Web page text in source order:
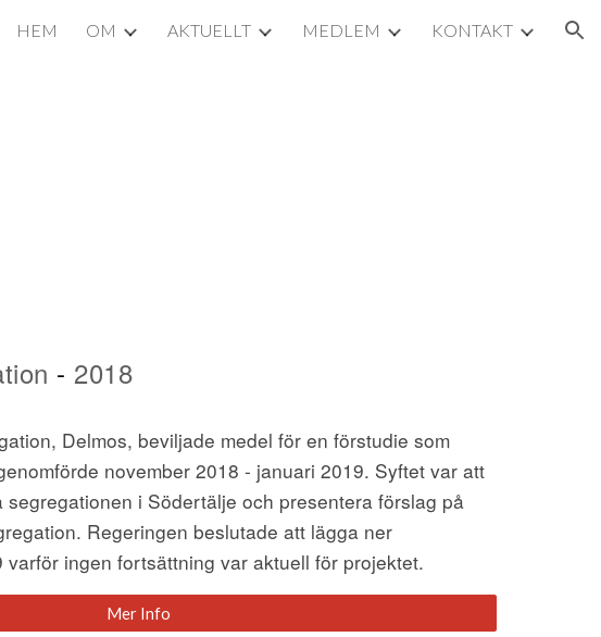
Skip to navigation
HEM OM AKTUELLT MEDLEM KONTAKT
- 2018
Delmos, beviljade medel för en förstudie som
november 2018 - januari 2019. Syftet var att
i Södertälje och presentera förslag på
Regeringen beslutade att lägga ner
varför ingen fortsättning var aktuell för projektet.
Mer Info